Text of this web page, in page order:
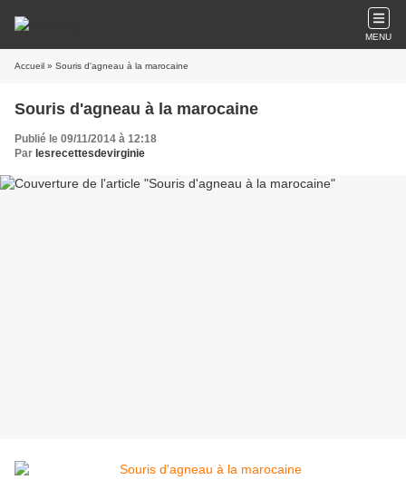
MENU
Accueil » Souris d'agneau à la marocaine
Souris d'agneau à la marocaine
Publié le 09/11/2014 à 12:18
Par lesrecettesdevirginie